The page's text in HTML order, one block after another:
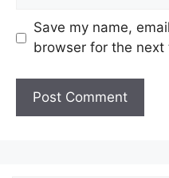
Save my name,
browser for the next